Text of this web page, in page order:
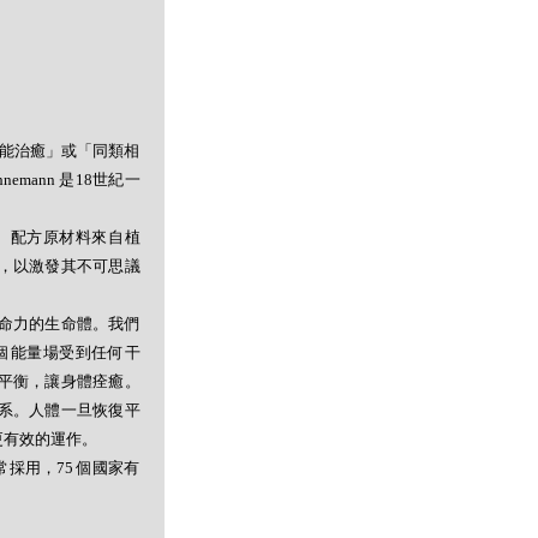
治癒」或「同類相
是18世紀一
配方原材料來自植
以激發其不可思議
力的生命體。我們
能量場受到任何干
，讓身體痊癒。
。人體一旦恢復平
效的運作。
採用，75 個國家有